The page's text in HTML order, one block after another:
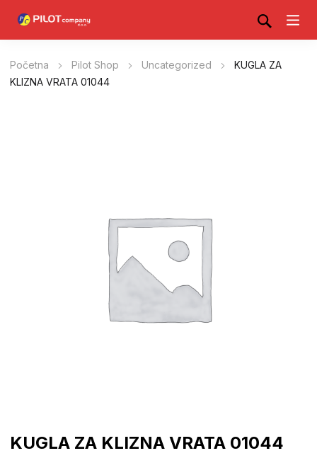
Početna Pilot Shop Uncategorized
KUGLA ZA
KLIZNA VRATA 01044
KUGLA ZA KLIZNA VRATA 01044